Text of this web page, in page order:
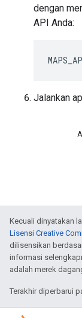
dengan
API Anda:
Jalankan
Kecuali dinyatakan
Lisensi Creative
dilisensikan
informasi
adalah merek
Terakhir diperbarui